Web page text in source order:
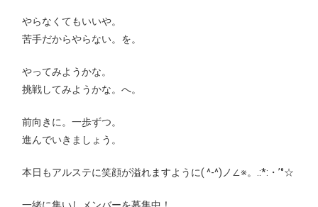
やらなくてもいいや。
苦手だからやらない。を。
やってみようかな。
挑戦してみようかな。へ。
前向きに。一歩ずつ。
進んでいきましょう。
本日もアルステに笑顔が溢れますように( ^-^)ノ∠※。.:*:・’°☆
一緒に集いしメンバーを募集中！